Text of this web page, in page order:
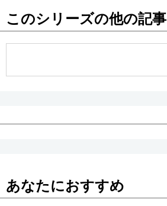
東京
このシリーズの他の記事
あなたにおすすめ